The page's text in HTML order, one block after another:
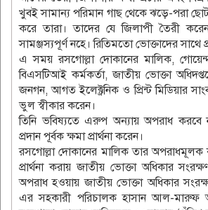
খুবই সামান্য পরিমান গাছ থেকে ঝড়ে-পরা
করে তারা। তাদের যে জিলাপী তৈরী
সামঞ্জস্যপূর্ণ নহে। রিতিমতো ভোক্তাদের সাথে
এ সময় রসগোল্লা দোকানের মালিক,
বিএসটিআই কর্মকর্তা, জাতীয় ভোক্তা
জনগন, আগত ইলেক্ট্রনিক ও প্রিন্ট মিডিয়ার
ভুল স্বীকার করেন।
তিনি ভবিষ্যতে এরুপ অন্যায় অপরাধ করবে
প্রদান পূর্বক ক্ষমা প্রার্থনা করেন।
রসগোল্লা দোকানের মালিক তার অপরাধমূলক
প্রার্থনা করায় জাতীয় ভোক্তা অধিকার
অপরাধ হওয়ায় জাতীয় ভোক্তা অধিকার
এর সহকারী পরিচালক হাসান আল-মারুফ